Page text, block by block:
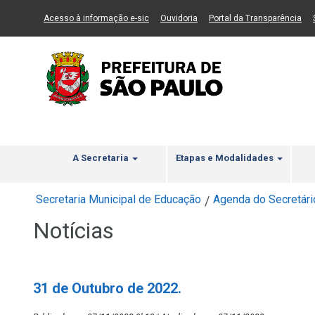
Ir ao Conteúdo Ir para menu principal 2 Ir para busca
Acesso à informação e-sic(Link para um novo sítio)
Ouvidoria (Link para um novo sítio)
Portal da Transparência
A Secretaria Etapas e Modalidades
Secretaria Municipal de Educação / Agenda do
Notícias
31 de Outubro de 2022.